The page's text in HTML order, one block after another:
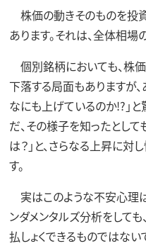
株価の動きそのものを投
あります。それは、全体相場
個別銘柄においても、株
下落する局面もありますが
なにも上げているのか!?」
だ、その様子を知ったとし
は？」と、さらなる上昇に
す。
実はこのような不安心理
ンダメンタルズ分析をして
払しょくできるものではない